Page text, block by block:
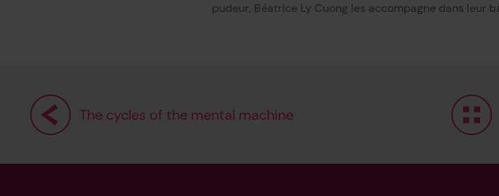
pudeur, Béatrice Ly Cuong les accompagne dans leur
The cycles of the mental machine